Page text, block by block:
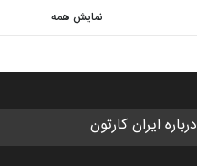
نمایش همه
درباره ایران کارتون